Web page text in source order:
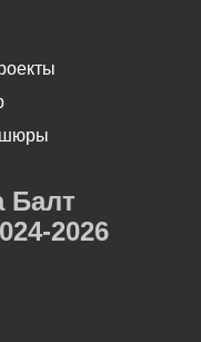
2026